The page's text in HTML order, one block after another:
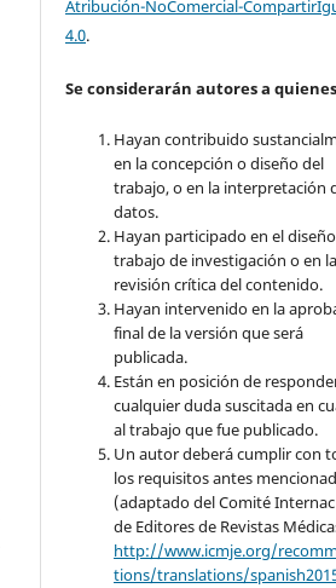
Atribución-NoComercial-
4.0.
Se considerarán autores a
Hayan contribuido
en la concepción o diseño del
trabajo, o en la interpretación
datos.
Hayan participado en el
trabajo de investigación o en
revisión crítica del contenido.
Hayan intervenido en la
final de la versión que será
publicada.
Están en posición de
cualquier duda suscitada en
al trabajo que fue publicado.
Un autor deberá cumplir con
los requisitos antes
(adaptado del Comité
de Editores de Revistas
http://www.icmje.org/
tions/translations/